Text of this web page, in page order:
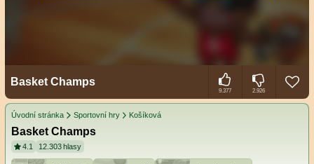
Basket Champs
9.377 2.926
Úvodní stránka Sportovní hry Košíková
Basket Champs
4.1 12.303 hlasy